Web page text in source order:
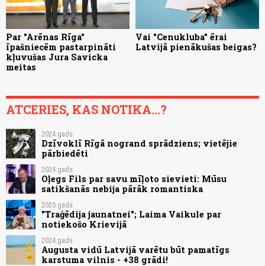
Par "Arēnas Rīga"
īpašniecēm pastarpināti
kļuvušas Jura Savicka
meitas
Vai "Cenukluba" ērai
Latvijā pienākušas beigas?
ATCERIES, KAS NOTIKA...?
2024.gads
Dzīvoklī Rīgā nogrand sprādziens; vietējie
pārbiedēti
2024.gads
Oļegs Fils par savu mīļoto sievieti: Mūsu
satikšanās nebija pārāk romantiska
2025.gads
"Traģēdija jaunatnei"; Laima Vaikule par
notiekošo Krievijā
2024.gads
Augusta vidū Latvijā varētu būt pamatīgs
karstuma vilnis - +38 grādi!